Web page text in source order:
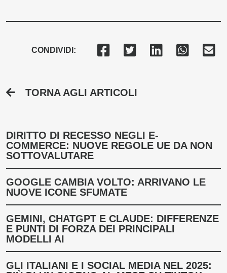
CONDIVIDI:
TORNA AGLI ARTICOLI
DIRITTO DI RECESSO NEGLI E-
COMMERCE: NUOVE REGOLE UE DA NON
SOTTOVALUTARE
GOOGLE CAMBIA VOLTO: ARRIVANO LE
NUOVE ICONE SFUMATE
GEMINI, CHATGPT E CLAUDE: DIFFERENZE
E PUNTI DI FORZA DEI PRINCIPALI
MODELLI AI
GLI ITALIANI E I SOCIAL MEDIA NEL 2025: